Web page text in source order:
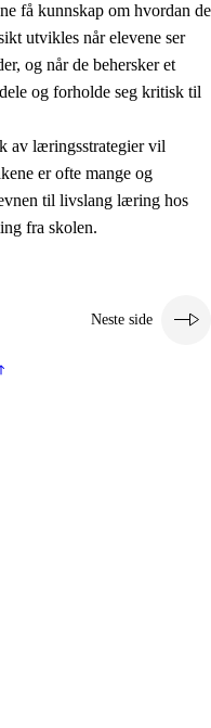
få kunnskap om hvordan de
utvikles når elevene ser
og når de behersker et
og forholde seg kritisk til
av læringsstrategier vil
er ofte mange og
til livslang læring hos
fra skolen.
Neste side